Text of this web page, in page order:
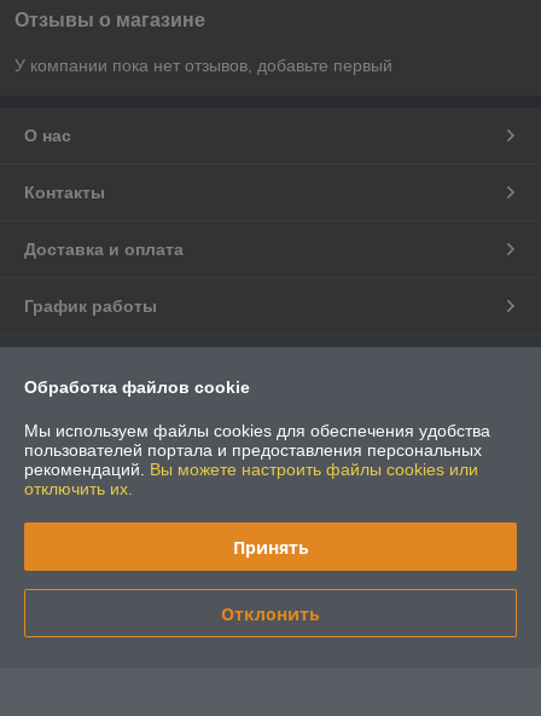
Отзывы о магазине
У компании пока нет отзывов, добавьте первый
О нас
Контакты
Доставка и оплата
График работы
Политика обработки cookies
Сайт создан на платформе Deal.by
Обработка файлов cookie
Мы используем файлы cookies для обеспечения удобства
пользователей портала и предоставления персональных
рекомендаций. Вы можете настроить файлы cookies или
отключить их.
Принять
Отклонить